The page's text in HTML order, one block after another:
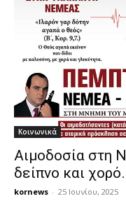
Κοινωνικά
Αιμοδοσία στη
δείπνο και
kornews - 25 Ιουνίου, 2025